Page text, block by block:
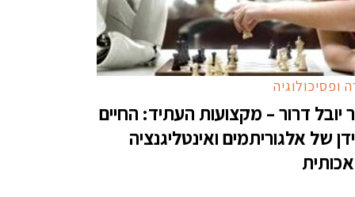
ופסיכולוגיה
יובל דרור – מקצועות העתיד: החיים
של אלגוריתמים ואינטליגנציה